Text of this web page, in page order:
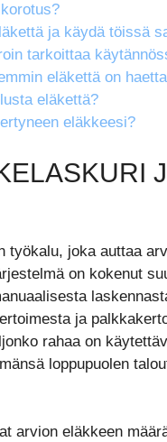
ja käydä töissä
tarkoittaa
eläkettä on
eläkettä?
eläkkeesi?
työkalu, joka auttaa
on kokenut
ja
rahaa on
loppupuolen
arvion eläkkeen